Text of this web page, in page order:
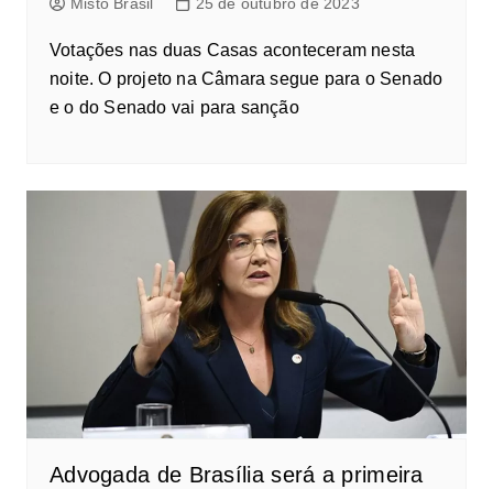
Votações nas duas Casas aconteceram nesta
noite. O projeto na Câmara segue para o Senado
e o do Senado vai para sanção
Advogada de Brasília será a primeira